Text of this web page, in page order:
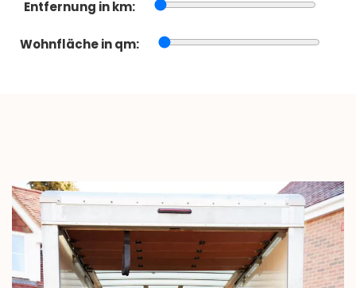
Entfernung in km:
Wohnfläche in qm: